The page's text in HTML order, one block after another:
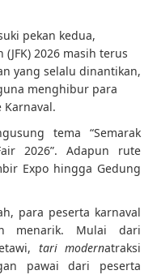
pekan kedua,
2026 masih terus
yang selalu dinantikan,
menghibur para
tema “Semarak
2026”. Adapun rute
Expo hingga Gedung
para peserta karnaval
menarik. Mulai dari
tari modernatraksi
pawai dari peserta